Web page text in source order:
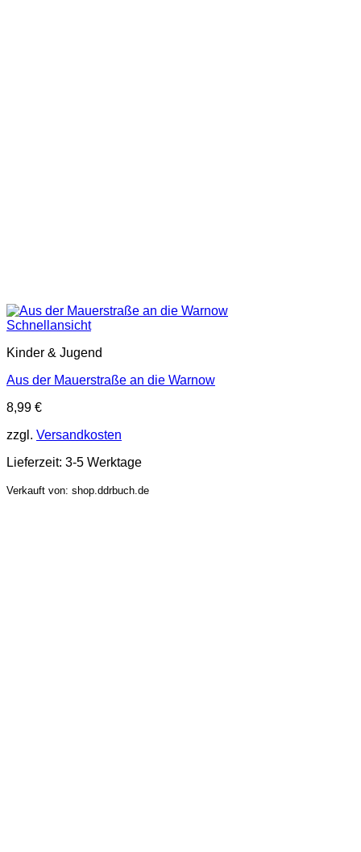
Schnellansicht
Kinder & Jugend
Aus der Mauerstraße an die Warnow
8,99 €
zzgl. Versandkosten
Lieferzeit: 3-5 Werktage
Verkauft von: shop.ddrbuch.de